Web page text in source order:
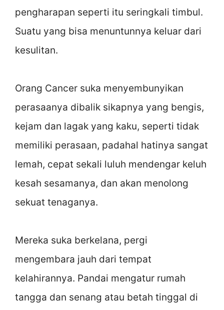
pengharapan seperti itu seringkali timbul.
Suatu yang bisa menuntunnya keluar dari
kesulitan.
Orang Cancer suka menyembunyikan
perasaanya dibalik sikapnya yang bengis,
kejam dan lagak yang kaku, seperti tidak
memiliki perasaan, padahal hatinya sangat
lemah, cepat sekali luluh mendengar keluh
kesah sesamanya, dan akan menolong
sekuat tenaganya.
Mereka suka berkelana, pergi
mengembara jauh dari tempat
kelahirannya. Pandai mengatur rumah
tangga dan senang atau betah tinggal di